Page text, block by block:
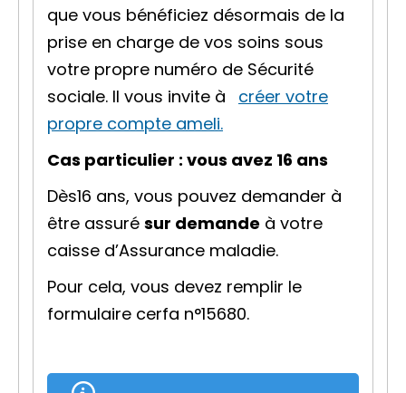
que vous bénéficiez désormais de la
prise en charge de vos soins sous
votre propre numéro de Sécurité
sociale. Il vous invite à
créer votre
propre compte ameli.
Cas particulier : vous avez 16 ans
Dès16 ans, vous pouvez demander à
être assuré sur demande à votre
caisse d’Assurance maladie.
Pour cela, vous devez remplir le
formulaire cerfa n°15680.